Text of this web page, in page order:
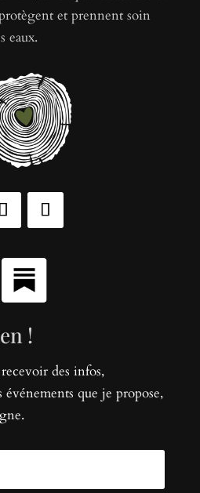
et prennent soin
eaux.
!
des infos,
que je propose,